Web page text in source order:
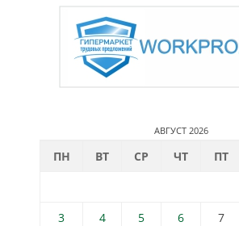
АВГУСТ 2026
ПН ВТ СР ЧТ ПТ
3
4 5 6 7